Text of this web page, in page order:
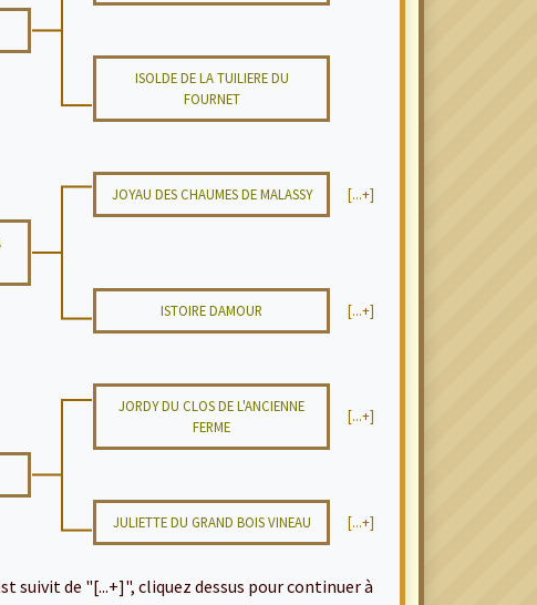
ISOLDE DE LA TUILIERE DU
FOURNET
JOYAU DES CHAUMES DE MALASSY [...+]
ISTOIRE DAMOUR [...+]
JORDY DU CLOS DE L'ANCIENNE
FERME
[...+]
JULIETTE DU GRAND BOIS VINEAU [...+]
suivit de "[...+]", cliquez dessus pour continuer à